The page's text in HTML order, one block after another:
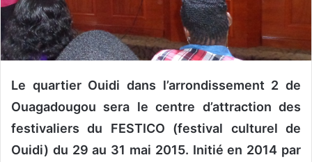
c
o
u
r
r
e
l
Le quartier Ouidi dans l’arrondissement 2 de
Ouagadougou sera le centre d’attraction des
festivaliers du FESTICO (festival culturel de
Ouidi) du 29 au 31 mai 2015. Initié en 2014 par